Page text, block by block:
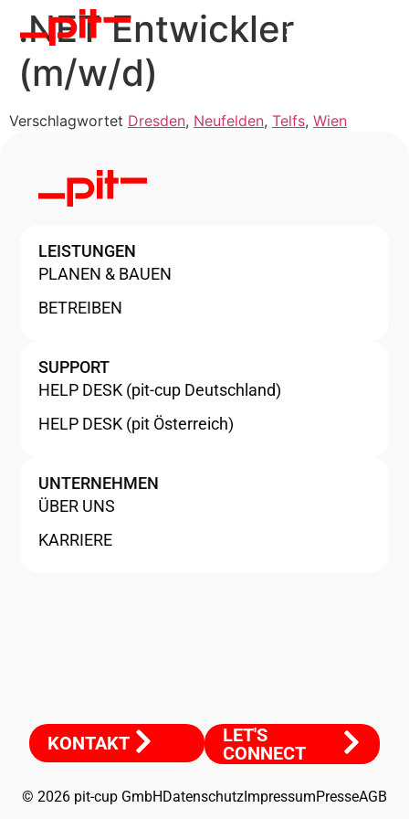
.NET Entwickler
(m/w/d)
Verschlagwortet Dresden, Neufelden, Telfs, Wien
LEISTUNGEN
PLANEN & BAUEN
BETREIBEN
SUPPORT
HELP DESK (pit-cup Deutschland)
HELP DESK (pit Österreich)
UNTERNEHMEN
ÜBER UNS
KARRIERE
KONTAKT
LET'S
CONNECT
© 2026 pit-cup GmbH Datenschutz ImpressumPresseAGB